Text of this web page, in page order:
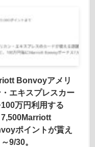
Bonvoyアメリ
・エキスプレスカー
100万円利用する
7,500Marriott
ポイントが貰え
9/30。